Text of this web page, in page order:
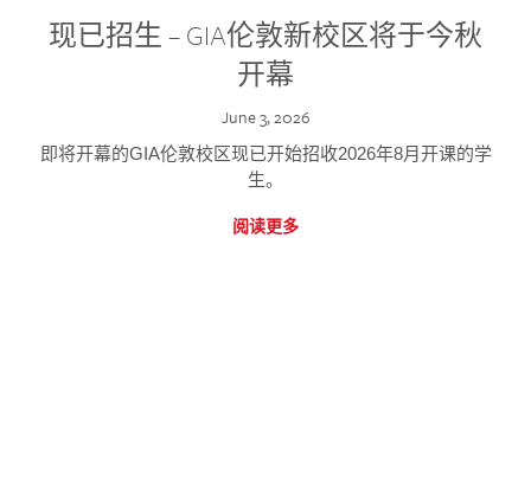
现已招生 – GIA伦敦新校区将于今秋
开幕
June 3, 2026
即将开幕的GIA伦敦校区现已开始招收2026年8月开课的学
生。
阅读更多